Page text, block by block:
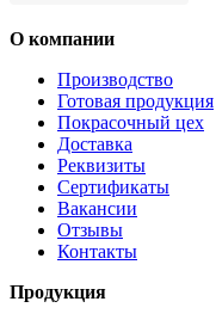
О компании
Производство
Готовая продукция
Покрасочный цех
Доставка
Реквизиты
Сертификаты
Вакансии
Отзывы
Контакты
Продукция